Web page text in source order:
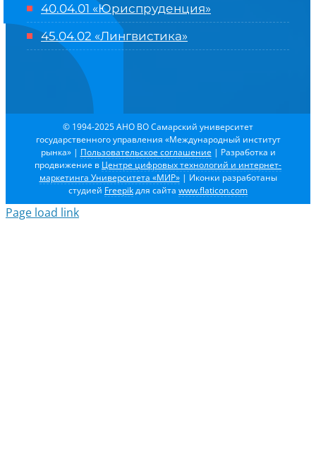
40.04.01 «Юриспруденция»
45.04.02 «Лингвистика»
© 1994-2025 АНО ВО Самарский университет
государственного управления «Международный институт
рынка» | Пользовательское соглашение | Разработка и
продвижение в Центре цифровых технологий и интернет-
маркетинга Университета «МИР»| Иконки разработаны
студией Freepikдля сайта www.flaticon.com
Page load link